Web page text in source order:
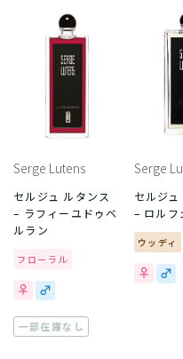
Serge Lutens
セルジュ ルタンス
– ラフィーユドゥベ
ルラン
フローラル
一部在庫なし
Serge
セルジ
– ロルフ
ウッディ